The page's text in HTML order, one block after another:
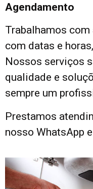
Agendamento
Trabalhamos
com datas e
Nossos serviços
qualidade e
sempre um
Prestamos
nosso WhatsApp